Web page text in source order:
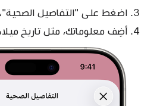
اضغط على "التفاصيل
أضِف معلوماتك، مثل تاريخ